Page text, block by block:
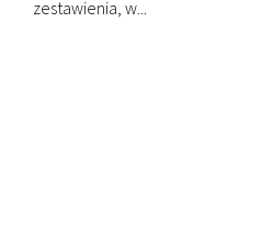
zestawienia, w...